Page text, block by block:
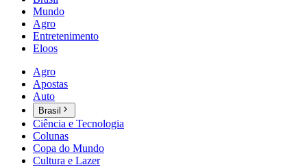
Mundo
Agro
Entretenimento
Eloos
Agro
Apostas
Auto
Brasil
Ciência e Tecnologia
Colunas
Copa do Mundo
Cultura e Lazer